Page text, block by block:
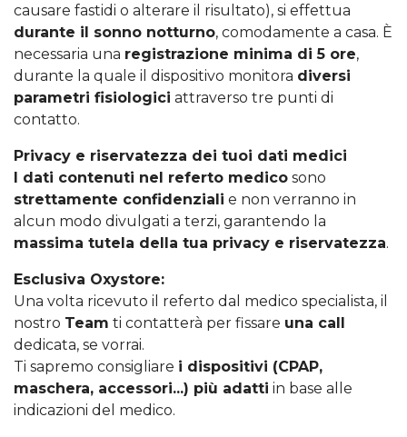
causare fastidi o alterare il risultato), si effettua
durante il sonno notturno, comodamente a casa. È
necessaria una registrazione minima di 5 ore,
durante la quale il dispositivo monitora diversi
parametri fisiologici attraverso tre punti di
contatto.
Privacy e riservatezza dei tuoi dati medici
I dati contenuti nel referto medico sono
strettamente confidenziali e non verranno in
alcun modo divulgati a terzi, garantendo la
massima tutela della tua privacy e riservatezza.
Esclusiva Oxystore:
Una volta ricevuto il referto dal medico specialista, il
nostro Team ti contatterà per fissare una call
dedicata, se vorrai.
Ti sapremo consigliare i dispositivi (CPAP,
maschera, accessori...) più adatti in base alle
indicazioni del medico.